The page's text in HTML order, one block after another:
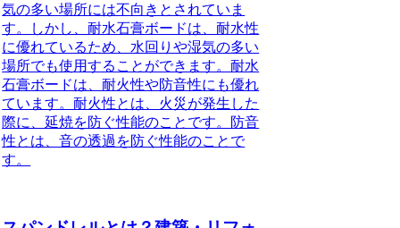
気の多い場所には不向きとされていま
す。しかし、耐水石膏ボードは、耐水性
に優れているため、水回りや湿気の多い
場所でも使用することができます。耐水
石膏ボードは、耐火性や防音性にも優れ
ています。耐火性とは、火災が発生した
際に、延焼を防ぐ性能のことです。防音
性とは、音の透過を防ぐ性能のことで
す。